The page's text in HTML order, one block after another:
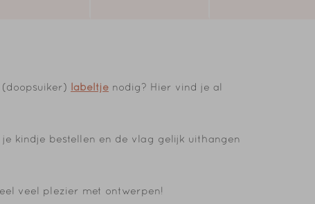
(doopsuiker) labeltje nodig? Hier vind je al
kindje bestellen en de vlag gelijk uithangen
veel plezier met ontwerpen!